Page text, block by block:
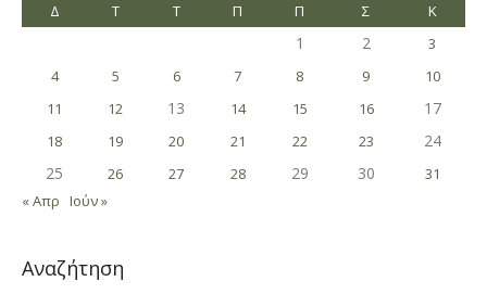
Δ Τ Τ Π Π Σ Κ
1 2
3
4
5 6 7 8 9
10
11
12 13 14 15 16 17
18 19 20 21 22 23
24
25
26 27 28 29 30
31
« Απρ Ιούν »
Αναζήτηση